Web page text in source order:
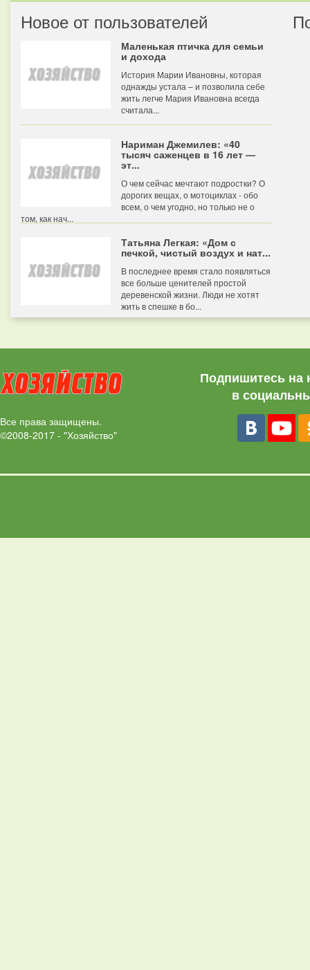
Новое от пользователей
Маленькая птичка для семьи
и дохода
История Марии Ивановны, которая
однажды устала – и позволила себе
жить легче Мария Ивановна всегда
считала...
Нариман Джемилев: «40
тысяч саженцев в 16 лет —
эт...
О чем сейчас мечтают подростки? О
дорогих вещах, о мотоциклах - обо
всем, о чем угодно, но только не о
том, как нач...
Татьяна Легкая: «Дом с
печкой, чистый воздух и нат...
В последнее время стало появляться
все больше ценителей простой
деревенской жизни. Люди не хотят
жить в спешке в бо...
Все права защищены.
©2008-2017 - "Хозяйство"
Подпишитесь на
в